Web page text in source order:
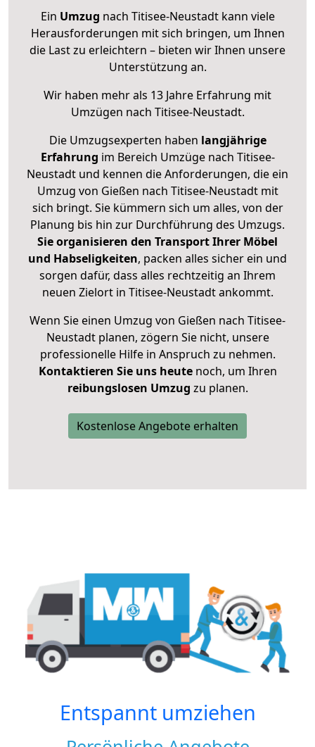
Ein Umzug nach Titisee-Neustadt kann viele
Herausforderungen mit sich bringen, um Ihnen
die Last zu erleichtern – bieten wir Ihnen unsere
Unterstützung an.
Wir haben mehr als 13 Jahre Erfahrung mit
Umzügen nach Titisee-Neustadt.
Die Umzugsexperten haben langjährige
Erfahrung im Bereich Umzüge nach Titisee-
Neustadt und kennen die Anforderungen, die ein
Umzug von Gießen nach Titisee-Neustadt mit
sich bringt. Sie kümmern sich um alles, von der
Planung bis hin zur Durchführung des Umzugs.
Sie organisieren den Transport Ihrer Möbel
und Habseligkeiten, packen alles sicher ein und
sorgen dafür, dass alles rechtzeitig an Ihrem
neuen Zielort in Titisee-Neustadt ankommt.
Wenn Sie einen Umzug von Gießen nach Titisee-
Neustadt planen, zögern Sie nicht, unsere
professionelle Hilfe in Anspruch zu nehmen.
Kontaktieren Sie uns heutenoch, um Ihren
reibungslosen Umzug zu planen.
Kostenlose Angebote erhalten
Entspannt umziehen